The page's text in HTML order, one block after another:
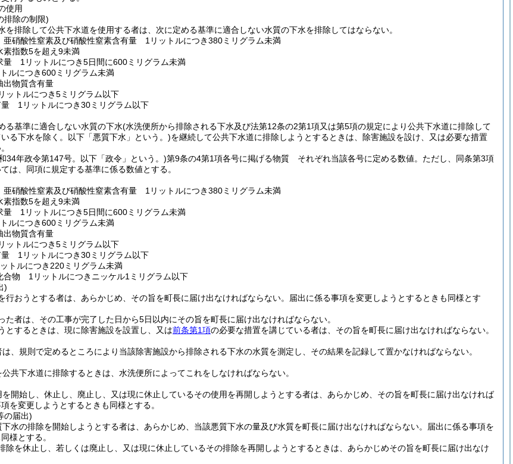
使用
排除の制限)
を排除して公共下水道を使用する者は、次に定める基準に適合しない水質の下水を排除してはならない。
亜硝酸性窒素及び硝酸性窒素含有量 1リットルにつき380ミリグラム未満
指数5を超え9未満
量 1リットルにつき5日間に600ミリグラム未満
ルにつき600ミリグラム未満
出物質含有量
トルにつき5ミリグラム以下
量 1リットルにつき30ミリグラム以下
る基準に適合しない水質の下水(水洗便所から排除される下水及び法第12条の2第1項又は第5項の規定により公共下水道に排除して
る下水を除く。以下「悪質下水」という。)を継続して公共下水道に排除しようとするときは、除害施設を設け、又は必要な措置
34年政令第147号。以下「政令」という。)第9条の4第1項各号に掲げる物質 それぞれ当該各号に定める数値。 ただし、同条第3項
は、同項に規定する基準に係る数値とする。
亜硝酸性窒素及び硝酸性窒素含有量 1リットルにつき380ミリグラム未満
指数5を超え9未満
量 1リットルにつき5日間に600ミリグラム未満
ルにつき600ミリグラム未満
出物質含有量
トルにつき5ミリグラム以下
量 1リットルにつき30ミリグラム以下
トルにつき220ミリグラム未満
合物 1リットルにつきニッケル1ミリグラム以下
)
行おうとする者は、あらかじめ、その旨を町長に届け出なければならない。
届出に係る事項を変更しようとするときも同様とす
た者は、その工事が完了した日から5日以内にその旨を町長に届け出なければならない。
とするときは、現に除害施設を設置し、又は前条第1項の必要な措置を講じている者は、その旨を町長に届け出なければならない。
、規則で定めるところにより当該除害施設から排除される下水の水質を測定し、その結果を記録して置かなければならない。
共下水道に排除するときは、水洗便所によってこれをしなければならない。
開始し、休止し、廃止し、又は現に休止しているその使用を再開しようとする者は、あらかじめ、その旨を町長に届け出なければ
を変更しようとするときも同様とする。
の届出)
水の排除を開始しようとする者は、あらかじめ、当該悪質下水の量及び水質を町長に届け出なければならない。
届出に係る事項を
様とする。
除を休止し、若しくは廃止し、又は現に休止しているその排除を再開しようとするときは、あらかじめその旨を町長に届け出なけ